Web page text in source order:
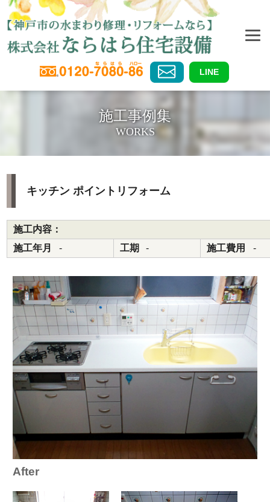
LINE
施工事例集
WORKS
キッチン ポイントリフォーム
施工内容：
施工年月
- 工期 - 施工費用 -
After